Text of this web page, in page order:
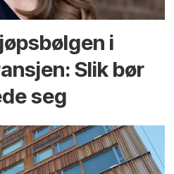
i
Slik bør
seg